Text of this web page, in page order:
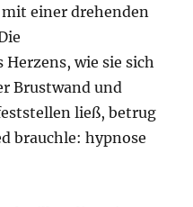
einer drehenden
wie sie sich
Brustwand und
ließ, betrug
brauchle: hypnose